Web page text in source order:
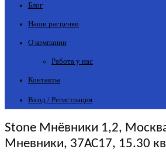
Блог
Наши расценки
О компании
Работа у нас
Контакты
Вход / Регистрация
Stone Мнёвники 1,2,
Мневники, 37АС17, 15.30